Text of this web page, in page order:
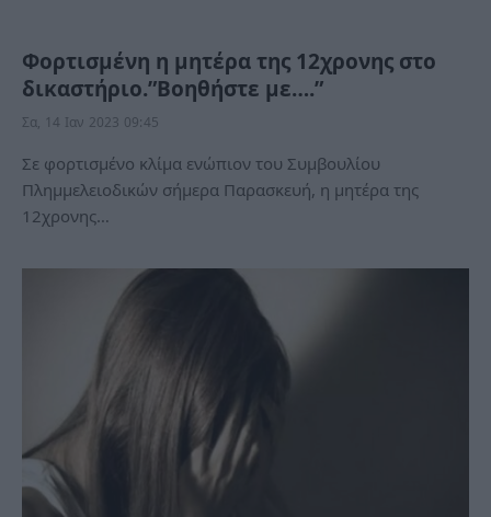
Φορτισμένη η μητέρα της 12χρονης στο
δικαστήριο.”Βοηθήστε με….”
Σα, 14 Ιαν 2023 09:45
Σε φορτισμένο κλίμα ενώπιον του Συμβουλίου
Πλημμελειοδικών σήμερα Παρασκευή, η μητέρα της
12χρονης…